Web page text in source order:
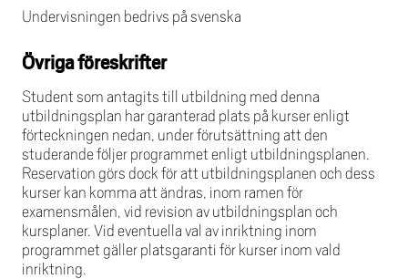
Undervisningen bedrivs på svenska
Övriga föreskrifter
Student som antagits till utbildning med denna
utbildningsplan har garanterad plats på kurser enligt
förteckningen nedan, under förutsättning att den
studerande följer programmet enligt utbildningsplanen.
Reservation görs dock för att utbildningsplanen och dess
kurser kan komma att ändras, inom ramen för
examensmålen, vid revision av utbildningsplan och
kursplaner. Vid eventuella val av inriktning inom
programmet gäller platsgaranti för kurser inom vald
inriktning. ​